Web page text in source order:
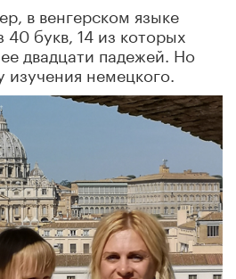
в венгерском языке
40 букв, 14 из которых
двадцати падежей. Но
изучения немецкого.